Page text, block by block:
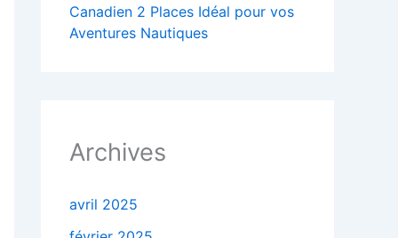
Canadien 2 Places Idéal pour vos
Aventures Nautiques
Archives
avril 2025